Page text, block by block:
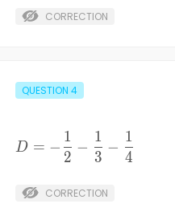
{3}}
CORRECTION
QUESTION 4
\frac{1}
\frac{1}
D = −
2
1
−
3
1
−
4
1
CORRECTION